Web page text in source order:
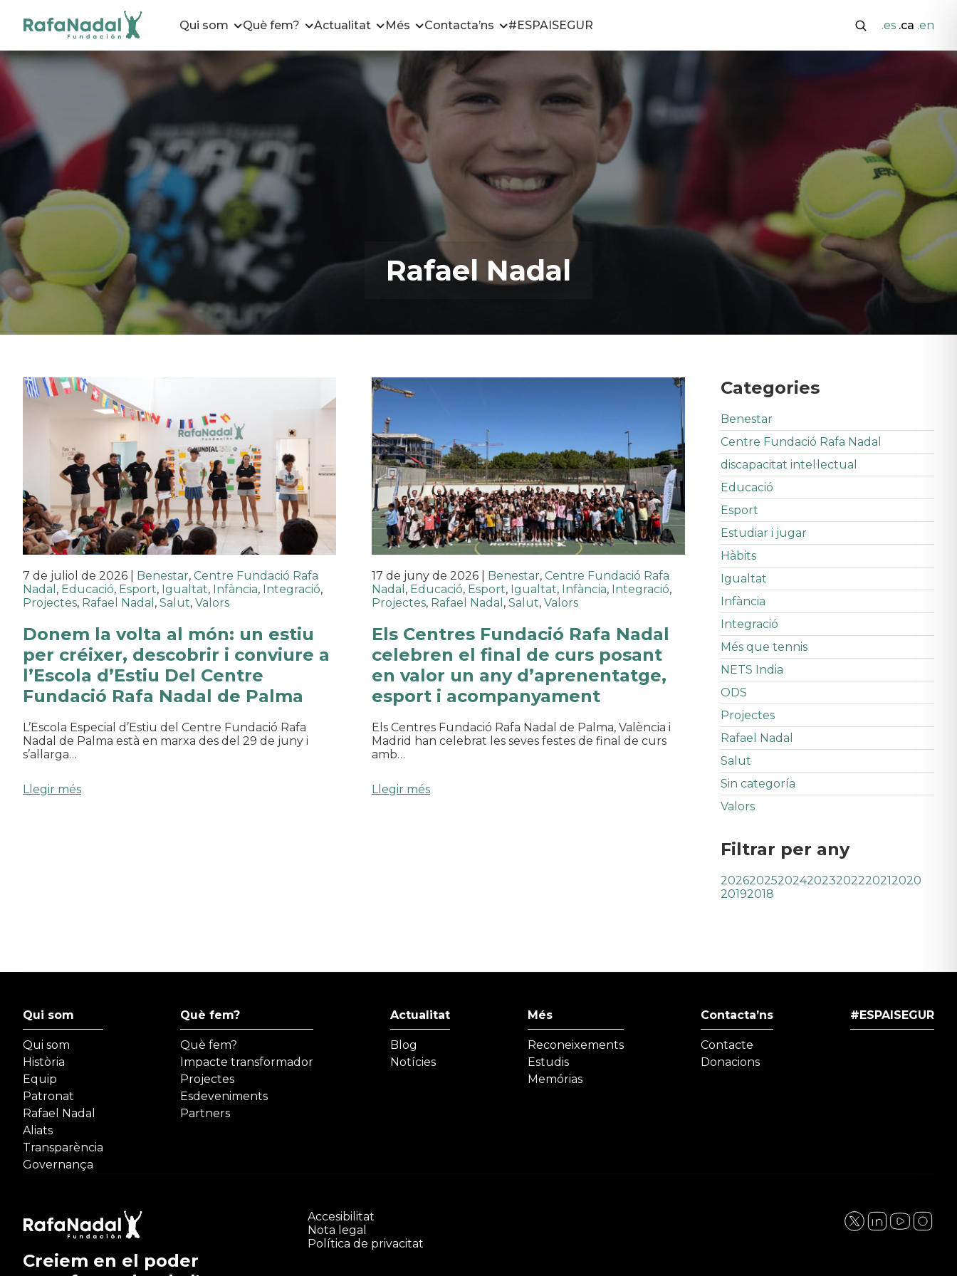
Qui som Què fem? Actualitat Més Contacta’ns #ESPAISEGUR .es .ca .en
Rafael Nadal
7 de juliol de 2026 Benestar, Centre Fundació Rafa
Nadal , Educació, Esport, Igualtat, Infància, Integració,
Projectes, Rafael Nadal , Salut, Valors
Donem la volta al món: un estiu
per créixer, descobrir i conviure a
l’Escola d’Estiu Del Centre
Fundació Rafa Nadal de Palma
L’Escola Especial d’Estiu del Centre Fundació Rafa
Nadal de Palma està en marxa des del 29 de juny i
s’allarga…
Llegir més
17 de juny de 2026 Benestar, Centre Fundació Rafa
Nadal , Educació, Esport, Igualtat, Infància, Integració,
Projectes, Rafael Nadal , Salut, Valors
Els Centres Fundació Rafa Nadal
celebren el final de curs posant
en valor un any d’aprenentatge,
esport i acompanyament
Els Centres Fundació Rafa Nadal de Palma, València i
Madrid han celebrat les seves festes de final de curs
amb…
Llegir més
Categories
Benestar
Centre Fundació Rafa Nadal
discapacitat intel·lectual
Educació
Esport
Estudiar i jugar
Hàbits
Igualtat
Infància
Integració
Més que tennis
NETS India
ODS
Projectes
Rafael Nadal
Salut
Sin categoría
Valors
Filtrar per any
2026202520242023202220212020
20192018
Qui som
Qui som
Història
Equip
Patronat
Rafael Nadal
Aliats
Transparència
Governança
Què fem?
Què fem?
Impacte transformador
Projectes
Esdeveniments
Partners
Actualitat
Blog
Notícies
Més
Reconeixements
Estudis
Memórias
Contacta’ns
Contacte
Donacions
#ESPAISEGUR
Creiem en el poder
Accesibilitat
Nota legal
Política de privacitat